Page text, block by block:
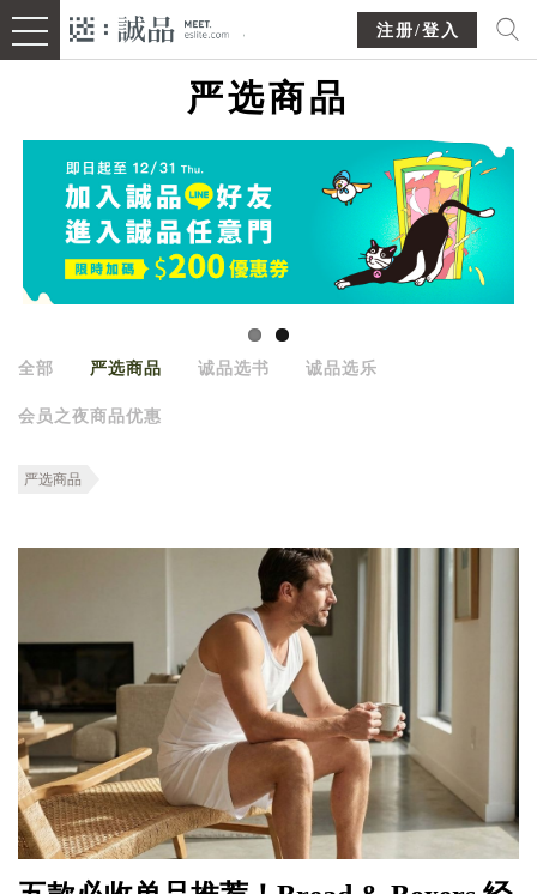
注册/登入
严选商品
全部 严选商品 诚品选书 诚品选乐
会员之夜商品优惠
严选商品